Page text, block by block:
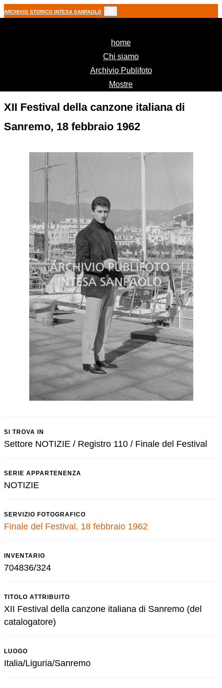
ARCHIVIO STORICO INTESA SANPAOLO
home(current)
Chi siamo
Archivio Publifoto
Mostre
XII Festival della canzone italiana di
Sanremo, 18 febbraio 1962
SI TROVA IN
Settore NOTIZIE / Registro 110 / Finale del Festival
SERIE APPARTENENZA
NOTIZIE
SERVIZIO FOTOGRAFICO
Finale del Festival, 18 febbraio 1962
INVENTARIO
704836/324
TITOLO ATTRIBUITO
XII Festival della canzone italiana di Sanremo (del
catalogatore)
LUOGO
Italia/Liguria/Sanremo